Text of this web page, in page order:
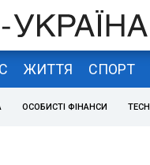
ЖИТТЯ СПОРТ
ОСОБИСТІ ФІНАНСИ TECH